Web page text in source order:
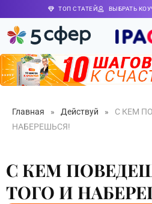
ТОП СТАТЕЙ ВЫБРАТЬ
Главная » Действуй »
С КЕМ
НАБЕРЕШЬСЯ!
С КЕМ
ТОГО И